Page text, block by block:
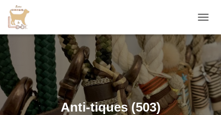
É
P
E
R
L
A
N
Anti-tiques (503)